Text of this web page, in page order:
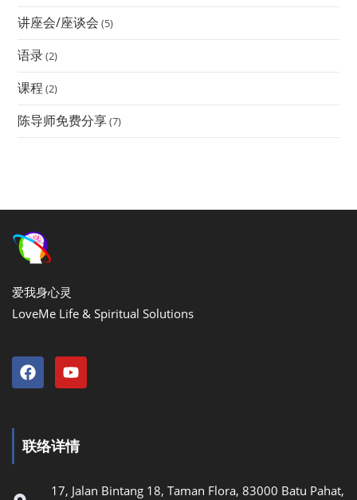
讲座会/座谈会 (5)
语录(2)
课程 (2)
陈导师免费分享(7)
爱我身心灵
LoveMe Life & Spiritual Solutions
联络详情
17, Jalan Bintang 18, Taman Flora, 83000 Batu Pahat,